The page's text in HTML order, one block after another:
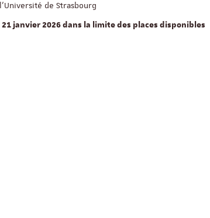
de Strasbourg
janvier 2026 dans la limite des places disponibles